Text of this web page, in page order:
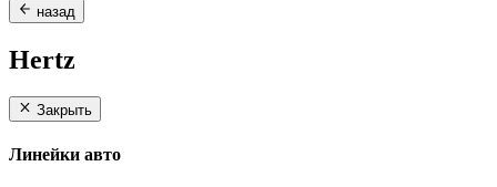
назад
Hertz
Закрыть
Линейки авто